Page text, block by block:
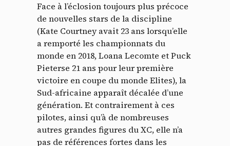
Face à l’éclosion toujours plus précoce
de nouvelles stars de la discipline
(Kate Courtney avait 23 ans lorsqu’elle
a remporté les championnats du
monde en 2018, Loana Lecomte et Puck
Pieterse 21 ans pour leur première
victoire en coupe du monde Elites), la
Sud-africaine apparaît décalée d’une
génération. Et contrairement à ces
pilotes, ainsi qu’à de nombreuses
autres grandes figures du XC, elle n’a
pas de références fortes dans les